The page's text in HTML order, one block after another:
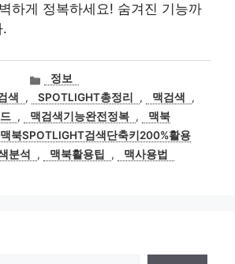
하게 정복하세요! 숨겨진 기능까
.
카
테
고
리
정보
색 , SPOTLIGHT총정리 , 맥검색
,
, 맥검색기능완전정복 ,
맥북
맥북SPOTLIGHT검색단축키200%활용
분석 , 맥북활용팁 , 맥사용법